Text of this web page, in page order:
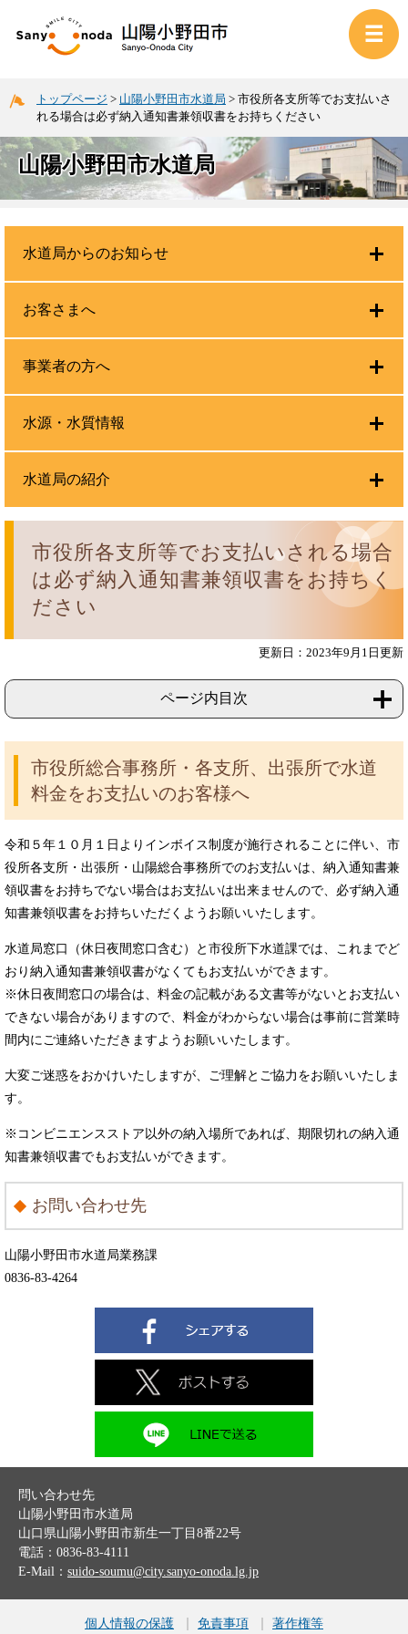
トップページ > 山陽小野田市水道局 > 市役所各支所等でお支払いさ
れる場合は必ず納入通知書兼領収書をお持ちください
山陽小野田市水道局
市役所各支所等でお支払いされる場合
は必ず納入通知書兼領収書をお持ちく
ださい
更新日：2023年9月1日更新
ページ内目次
市役所総合事務所・各支所、出張所で水道
料金をお支払いのお客様へ
令和５年１０月１日よりインボイス制度が施行されることに伴い、市
役所各支所・出張所・山陽総合事務所でのお支払いは、納入通知書兼
領収書をお持ちでない場合はお支払いは出来ませんので、必ず納入通
知書兼領収書をお持ちいただくようお願いいたします。
水道局窓口（休日夜間窓口含む）と市役所下水道課では、これまでど
おり納入通知書兼領収書がなくてもお支払いができます。
※休日夜間窓口の場合は、料金の記載がある文書等がないとお支払い
できない場合がありますので、料金がわからない場合は事前に営業時
間内にご連絡いただきますようお願いいたします。
大変ご迷惑をおかけいたしますが、ご理解とご協力をお願いいたしま
す。
※コンビニエンスストア以外の納入場所であれば、期限切れの納入通
知書兼領収書でもお支払いができます。
お問い合わせ先
山陽小野田市水道局業務課
0836-83-4264
水道局からのお知らせ
お客さまへ
事業者の方へ
水源・水質情報
水道局の紹介
問い合わせ先
山陽小野田市水道局
山口県山陽小野田市新生一丁目8番22号
電話：0836-83-4111
E-Mail： suido-soumu@city.sanyo-onoda.lg.jp
個人情報の保護 免責事項 著作権等